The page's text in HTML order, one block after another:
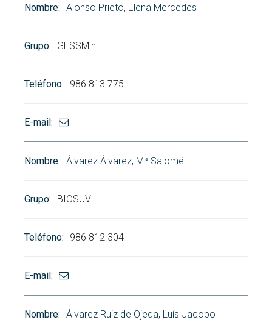
Alonso Prieto, Elena Mercedes
GESSMin
986 813 775
Álvarez Álvarez, Mª Salomé
BIOSUV
986 812 304
Álvarez Ruiz de Ojeda, Luís Jacobo